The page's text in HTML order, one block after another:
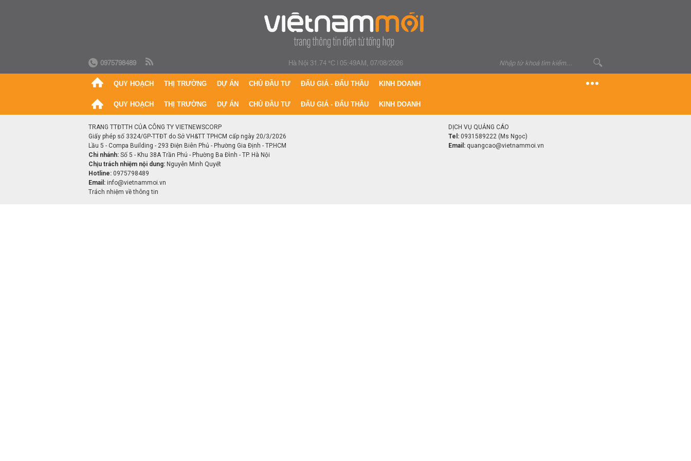
0975798489 Hà Nội 31.74 °C|05:49AM, 07/08/2026
QUY HOẠCH THỊ TRƯỜNG DỰ ÁN CHỦ ĐẦU TƯ ĐẤU GIÁ - ĐẤU THẦU KINH DOANH
QUY HOẠCH THỊ TRƯỜNG DỰ ÁN CHỦ ĐẦU TƯ ĐẤU GIÁ - ĐẤU THẦU KINH DOANH
TRANG TTĐTTH CỦA CÔNG TY VIETNEWSCORP
Giấy phép số 3324/GP-TTĐT do Sở VH&TT TPHCM cấp ngày 20/3/2026
Lầu 5 - Compa Building - 293 Điện Biên Phủ - Phường Gia Định - TP.HCM
Chi nhánh: Số 5 - Khu 38A Trần Phú - Phường Ba Đình - TP. Hà Nội
Chịu trách nhiệm nội dung: Nguyễn Minh Quyết
Hotline: 0975798489
Email: info@vietnammoi.vn
Trách nhiệm về thông tin
DỊCH VỤ QUẢNG CÁO
Tel: 0931589222 (Ms Ngọc)
Email: quangcao@vietnammoi.vn